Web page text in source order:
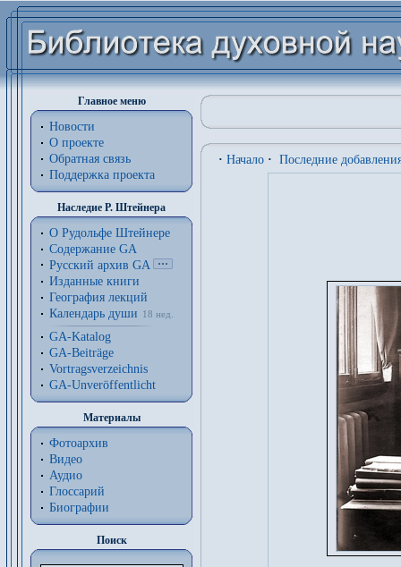
Главное меню
Новости
О проекте
Обратная связь
Поддержка проекта
Наследие Р. Штейнера
О Рудольфе Штейнере
Содержание GA
Русский архив GA
Изданные книги
География лекций
Календарь души
18 нед.
GA-Katalog
GA-Beiträge
Vortragsverzeichnis
GA-Unveröffentlicht
Материалы
Фотоархив
Видео
Аудио
Глоссарий
Биографии
Поиск
· Начало · Последние